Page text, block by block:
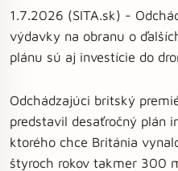
1.7.2026 (SITA.sk) -
výdavky na obranu o
plánu sú aj investície do
Odchádzajúci britský
predstavil desaťročný plán
ktorého chce Británia
štyroch rokov takmer 300